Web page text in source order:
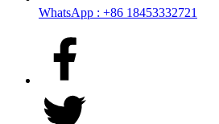
WhatsApp : +86 18453332721